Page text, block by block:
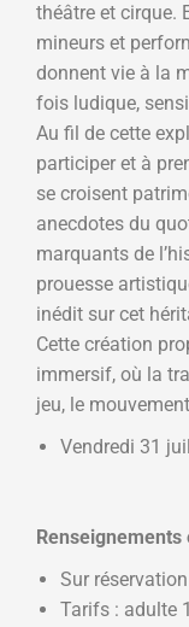
théâtre et cirque.
mineurs et
donnent vie à la
fois ludique,
Au fil de cette
participer et à
se croisent
anecdotes du
marquants de
prouesse
inédit sur cet
Cette création
immersif, où la
jeu, le
Vendredi 31
Sur réservation
Tarifs : adulte